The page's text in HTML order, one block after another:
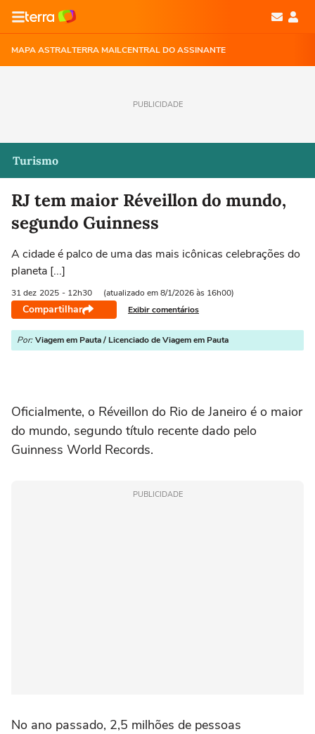
MAPA ASTRALTERRA MAILCENTRAL DO ASSINANTE
PUBLICIDADE
Turismo
RJ tem maior Réveillon do mundo,
segundo Guinness
A cidade é palco de uma das mais icônicas celebrações do
planeta [...]
31 dez 2025 - 12h30 (atualizado em 8/1/2026 às 16h00)
Compartilhar Exibir comentários
Por: Viagem em Pauta / Licenciado de Viagem em Pauta
Oficialmente, o Réveillon do Rio de Janeiro é o maior
do mundo, segundo título recente dado pelo
Guinness World Records.
PUBLICIDADE
No ano passado, 2,5 milhões de pessoas